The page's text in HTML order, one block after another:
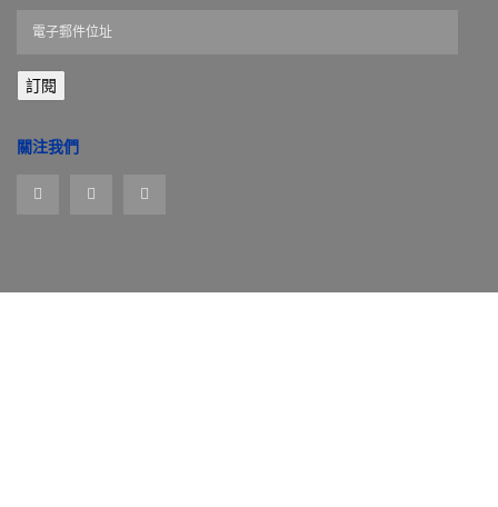
郵
件
址
訂閱
關注我們